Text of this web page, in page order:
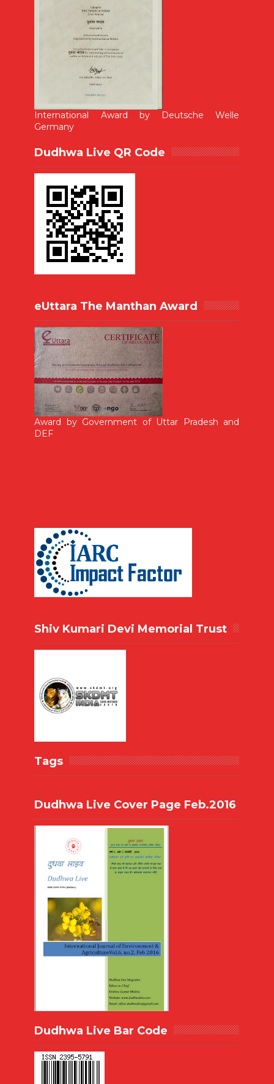
International Award by Deutsche Welle
Germany
Dudhwa Live QR Code
eUttara The Manthan Award
Award by Government of Uttar Pradesh and
DEF
Shiv Kumari Devi Memorial Trust
Tags
Dudhwa Live Cover Page Feb.2016
Dudhwa Live Bar Code